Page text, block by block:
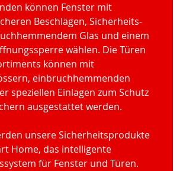
können Fenster mit
Beschlägen, Sicherheits-
Glas und einem
wählen. Die Türen
können mit
einbruchhemmenden
speziellen Einlagen zum Schutz
ausgestattet werden.
unsere Sicherheitsprodukte
Home, das intelligente
für Fenster und Türen.